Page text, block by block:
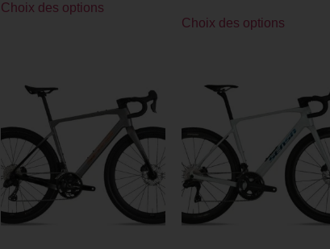
Choix des options
Choix des options